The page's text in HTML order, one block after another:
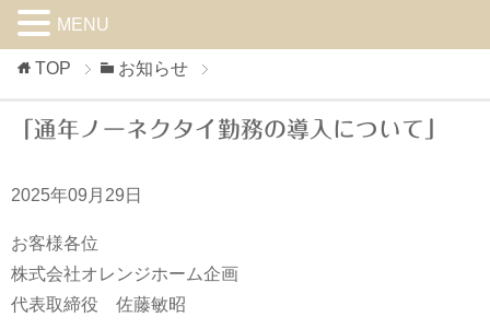
TOP お知らせ
「通年ノーネクタイ勤務の導入について」
2025年09月29日
お客様各位
株式会社オレンジホーム企画
代表取締役 佐藤敏昭
MENU